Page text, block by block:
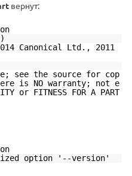
вернут:
Canonical Ltd., 2011
see the source for cop
is NO warranty; not e
or FITNESS FOR A PART
option '--version'